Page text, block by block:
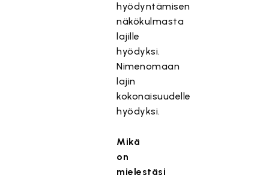
hyödyntämisen
näkökulmasta
lajille
hyödyksi.
Nimenomaan
lajin
kokonaisuudelle
hyödyksi.
Mikä
on
mielestäsi